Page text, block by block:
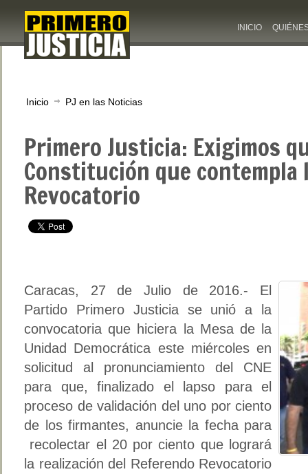
INICIO
Inicio PJ en las Noticias
Primero Justicia: Exigimos
Constitución que contempla
Revocatorio
Caracas, 27 de Julio de 2016.- El
Partido Primero Justicia se unió a la
convocatoria que hiciera la Mesa de la
Unidad Democrática este miércoles en
solicitud al pronunciamiento del CNE
para que, finalizado el lapso para el
proceso de validación del uno por ciento
de los firmantes, anuncie la fecha para
recolectar el 20 por ciento que logrará
la realización del Referendo Revocatorio